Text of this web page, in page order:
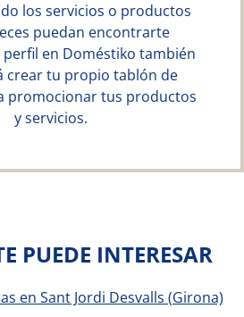
los servicios o productos
puedan encontrarte
en Doméstiko también
crear tu propio tablón de
promocionar tus productos
y servicios.
PUEDE INTERESAR
en Sant Jordi Desvalls (Girona)